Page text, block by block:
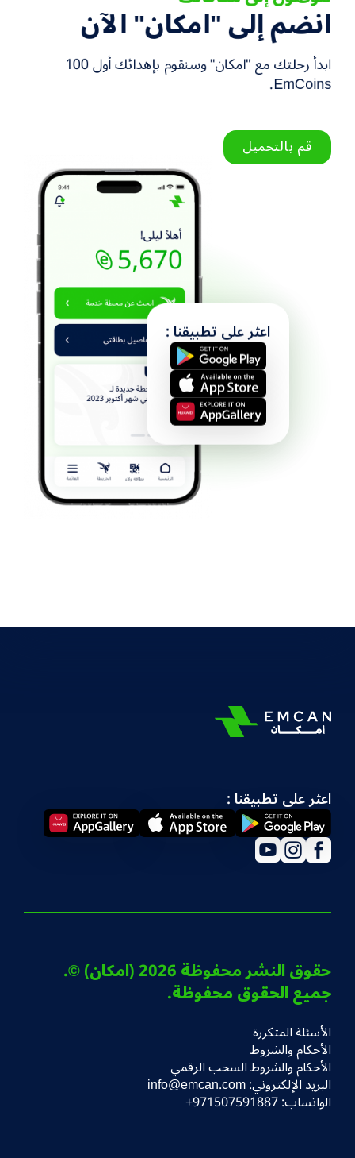
انضمإلى"امكان"الآن
ابدأ رحلتك مع "امكان" وسنقوم بإهدائك أول 100
EmCoins.
قم بالتحميل
اعثر على تطبيقنا :
اعثر على تطبيقنا :
Social
media
Facebook
Instagram
YouTube
حقوق النشر محفوظة 2026 (امكان) ©.
جميع الحقوق محفوظة.
Footer
الأسئلة المتكررة
الأحكام والشروط
الأحكام والشروط السحب الرقمي
البريد الإلكتروني: info@emcan.com
الواتساب: 971507591887+